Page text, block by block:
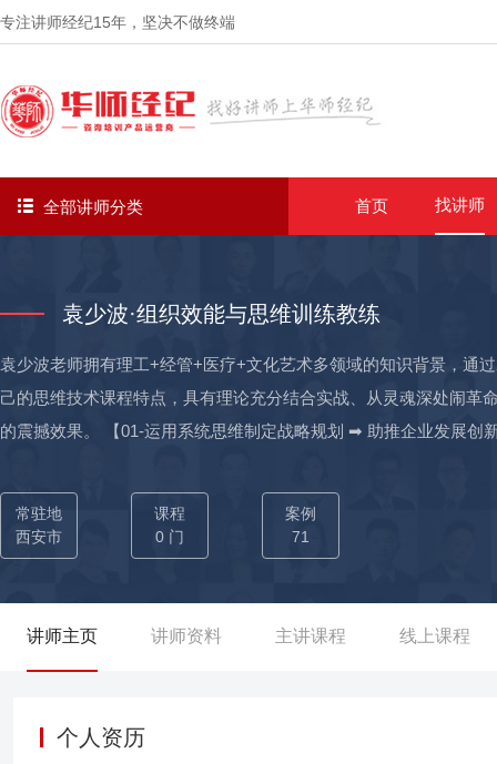
专注讲师经纪15年 ，坚决不做终端
全部讲师分类 首页 找讲师
袁少波·组织效能与思维训练教练
袁少波老师拥有理工+经管+医疗+文化艺术多领域的知识背景，通
己的思维技术课程特点，具有理论充分结合实战、从灵魂深处闹革
的震撼效果。 【01-运用系统思维制定战略规划 ➡ 助推企业发展
发展、高端旅游服务商转型，次年凯撒旅游营收66亿元，同比增
增长】 ——老师在中国儿童口腔头部企业袁林天儿童口腔医疗集
集团梳理战略规划体系，明确战略发展方向，优化组织架构，在行
学习融入人才培养、连锁机构经验萃取、岗位手册等项目，力推
团队，萃取核心人员知识经验，形成《360°沟通》《结构化思维
常驻地
西安市
课程
0 门
案例
71
讲师主页 讲师资料 主讲课程 线上课程
个人资历